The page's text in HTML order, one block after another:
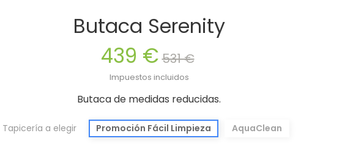
Butaca Serenity
439 €531 €
Impuestos incluidos
Butaca de medidas reducidas.
Tapicería a elegir Promoción Fácil Limpieza AquaClean